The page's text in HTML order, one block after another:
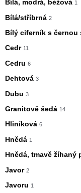
Bílá, modrá, béžová 1
Bílá/stříbrná 2
Bílý ciferník s černou
Cedr 11
Cedru 6
Dehtová 3
Dubu 3
Granitově šedá 14
Hliníková 6
Hnědá 1
Hnědá, tmavě žíhaný
Javor 2
Javoru 1